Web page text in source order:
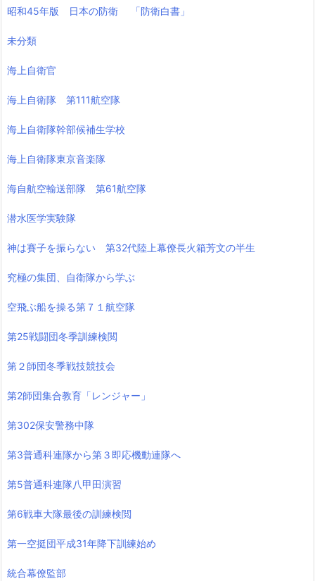
昭和45年版 日本の防衛 「防衛白書」
未分類
海上自衛官
海上自衛隊 第111航空隊
海上自衛隊幹部候補生学校
海上自衛隊東京音楽隊
海自航空輸送部隊 第61航空隊
潜水医学実験隊
神は賽子を振らない 第32代陸上幕僚長火箱芳文の半生
究極の集団、自衛隊から学ぶ
空飛ぶ船を操る第７１航空隊
第25戦闘団冬季訓練検閲
第２師団冬季戦技競技会
第2師団集合教育「レンジャー」
第302保安警務中隊
第3普通科連隊から第３即応機動連隊へ
第5普通科連隊八甲田演習
第6戦車大隊最後の訓練検閲
第一空挺団平成31年降下訓練始め
統合幕僚監部